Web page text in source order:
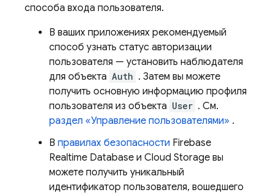
способа входа пользователя.
В ваших приложениях рекомендуемый
способ узнать статус авторизации
пользователя — установить наблюдателя
для объекта Auth . Затем вы можете
получить основную информацию профиля
пользователя из объекта User . См.
раздел «Управление пользователями» .
В правилах безопасности Firebase
Realtime Database и Cloud Storage вы
можете получить уникальный
идентификатор пользователя, вошедшего